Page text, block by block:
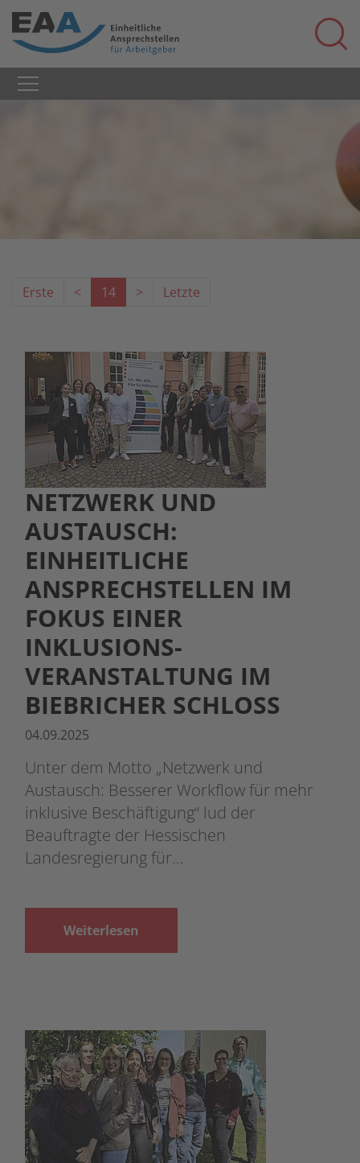
Erste < 14 > Letzte
NETZWERK UND
AUSTAUSCH:
EINHEITLICHE
ANSPRECHSTELLEN IM
FOKUS EINER
INKLUSIONS-
VERANSTALTUNG IM
BIEBRICHER SCHLOSS
04.09.2025
Unter dem Motto „Netzwerk und
Austausch: Besserer Workflow für mehr
inklusive Beschäftigung“ lud der
Beauftragte der Hessischen
Landesregierung für…
Weiterlesen